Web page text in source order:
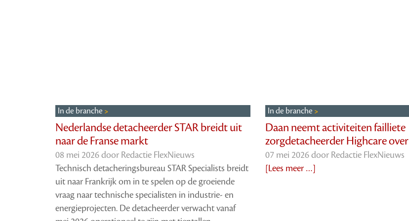
In de branche
Nederlandse detacheerder STAR breidt uit
naar de Franse markt
08 mei 2026 door Redactie FlexNieuws
Technisch detacheringsbureau STAR Specialists breidt
uit naar Frankrijk om in te spelen op de groeiende
vraag naar technische specialisten in industrie- en
energieprojecten. De detacheerder verwacht vanaf
In de branche
Daan neemt activiteiten failliete
zorgdetacheerder Highcare over
07 mei 2026 door Redactie FlexNieuws
[Lees meer …]